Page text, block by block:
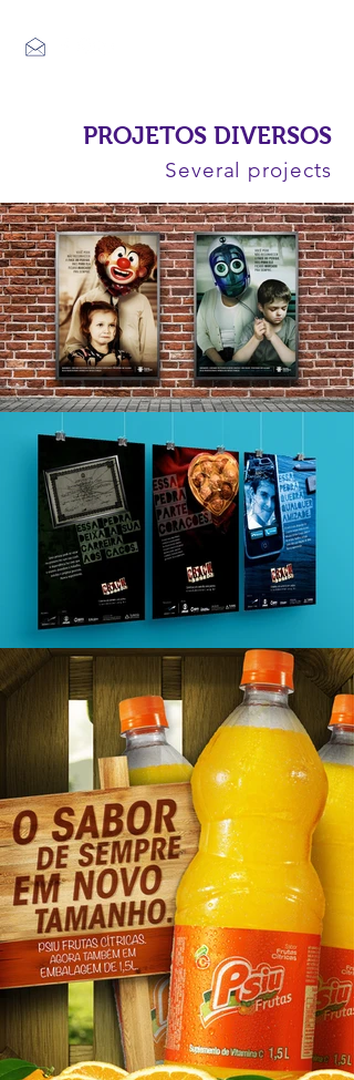
PROJETOS DIVERSOS
Several projects